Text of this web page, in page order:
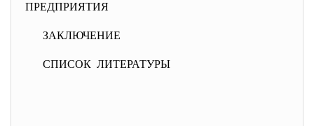
ПРЕДПРИЯТИЯ
ЗАКЛЮЧЕНИЕ
СПИСОК ЛИТЕРАТУРЫ